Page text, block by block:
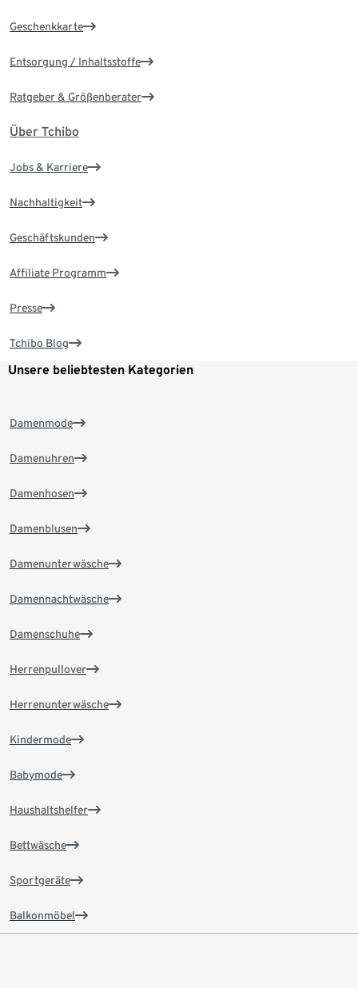
Geschenkkarte
Entsorgung / Inhaltsstoffe
Ratgeber & Größenberater
Über Tchibo
Jobs & Karriere
Nachhaltigkeit
Geschäftskunden
Affiliate Programm
Presse
Tchibo Blog
Unsere beliebtesten Kategorien
Damenmode
Damenuhren
Damenhosen
Damenblusen
Damenunterwäsche
Damennachtwäsche
Damenschuhe
Herrenpullover
Herrenunterwäsche
Kindermode
Babymode
Haushaltshelfer
Bettwäsche
Sportgeräte
Balkonmöbel